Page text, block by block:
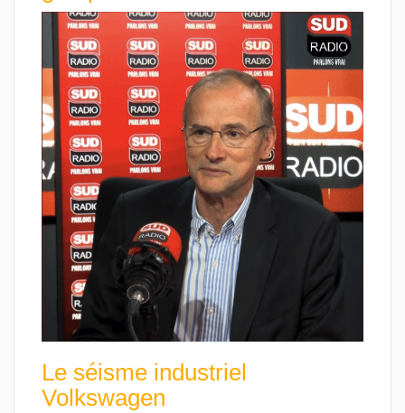
Le séisme industriel
Volkswagen